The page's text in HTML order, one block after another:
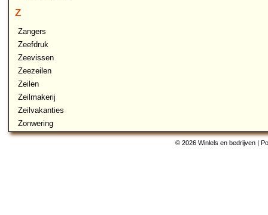
Z
Zangers
Zeefdruk
Zeevissen
Zeezeilen
Zeilen
Zeilmakerij
Zeilvakanties
Zonwering
© 2026 Winlels en bedrijven |